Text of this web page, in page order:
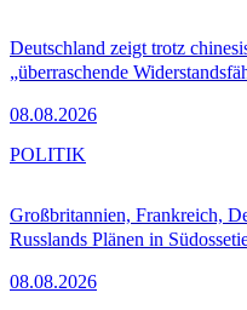
Deutschland zeigt trotz
„überraschende
08.08.2026
Großbritannien, Frankreich,
Russlands Plänen in
08.08.2026
POLITIK